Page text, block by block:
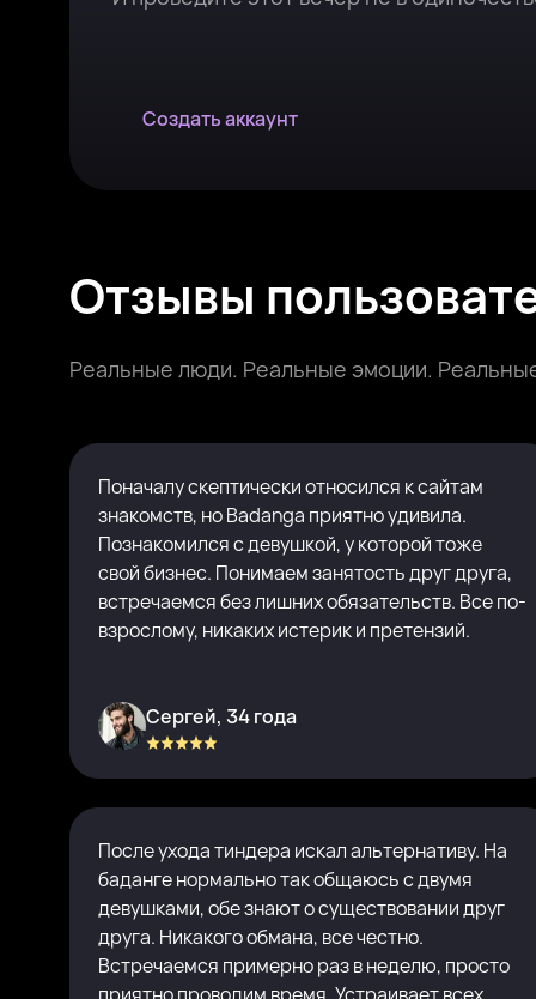
Создать аккаунт
Отзывы
Реальные люди. Реальные эмоции.
Поначалу скептически относился к сайтам
знакомств, но Badanga приятно удивила.
Познакомился с девушкой, у которой тоже
свой бизнес. Понимаем занятость друг друга,
встречаемся без лишних обязательств. Все по-
взрослому, никаких истерик и претензий.
Сергей, 34 года
После ухода тиндера искал альтернативу. На
баданге нормально так общаюсь с двумя
девушками, обе знают о существовании друг
друга. Никакого обмана, все честно.
Встречаемся примерно раз в неделю, просто